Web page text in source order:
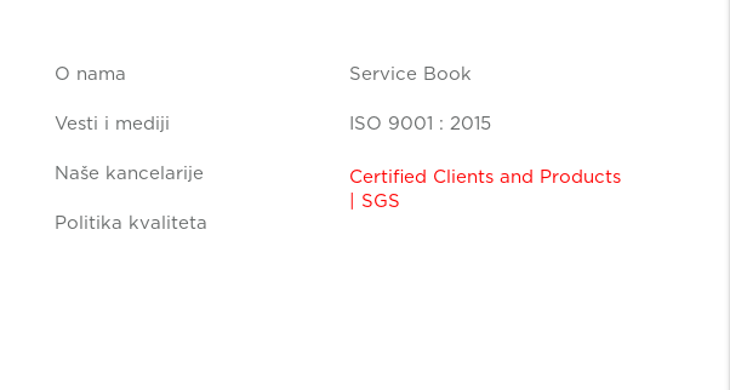
O nama
Vesti i mediji
Naše kancelarije
Politika kvaliteta
Service Book
ISO 9001 : 2015
Certified Clients and Products
| SGS